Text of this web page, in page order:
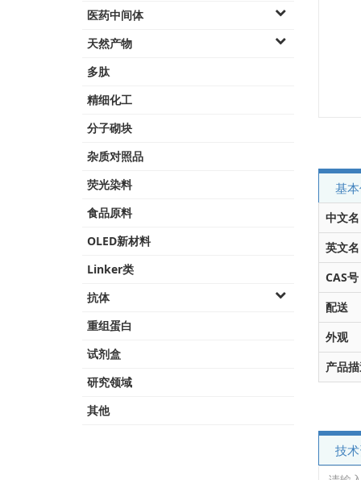
医药中间体
天然产物
多肽
精细化工
分子砌块
杂质对照品
荧光染料
食品原料
OLED新材料
Linker类
抗体
重组蛋白
试剂盒
研究领域
其他
基
中文名
英文名
CAS号
配送
外观
产品
技